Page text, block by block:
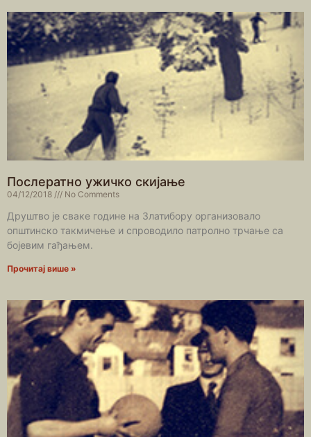
Послератно ужичко скијање
04/12/2018 No Comments
Друштво је сваке године на Златибору организовало
општинско такмичење и спроводило патролно трчање са
бојевим гађањем.
Прочитај више »